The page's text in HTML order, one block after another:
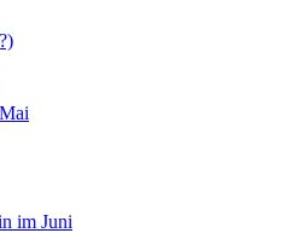
im Juni